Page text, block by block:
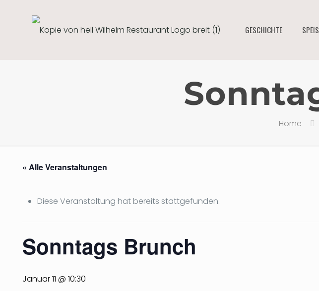
GESCHICHTE
Home
« Alle Veranstaltungen
Diese Veranstaltung hat bereits stattgefunden.
Sonntags Brunch
Januar 11 @ 10:30